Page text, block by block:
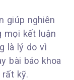
giúp nghiên
mọi kết luận
là lý do vì
bài báo khoa
rất kỹ.